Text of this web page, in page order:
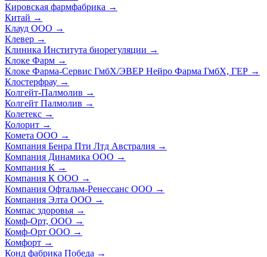
Кировская фармфабрика →
Китай →
Клауд ООО →
Клевер →
Клиника Института биорегуляции →
Клоке Фарм →
Клоке Фарма-Сервис ГмбХ/ЭВЕР Нейро Фарма ГмбХ, ГЕР →
Клостерфрау →
Колгейт-Палмолив →
Колгейт Палмолив →
Колетекс →
Колорит →
Комета ООО →
Компания Бенра Пти Лтд Австралия →
Компания Динамика ООО →
Компания К →
Компания К ООО →
Компания Офтальм-Ренессанс ООО →
Компания Элта ООО →
Компас здоровья →
Комф-Орт, ООО →
Комф-Орт ООО →
Комфорт →
Конд фабрика Победа →